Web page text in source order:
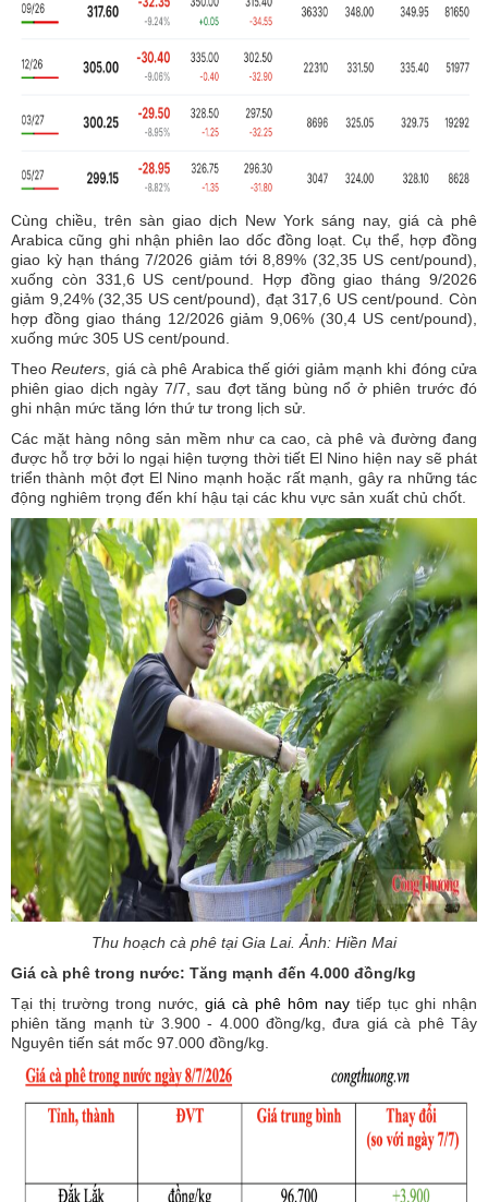
Cùng chiều, trên sàn giao dịch New York sáng nay, giá cà phê
Arabica cũng ghi nhận phiên lao dốc đồng loạt. Cụ thể, hợp đồng
giao kỳ hạn tháng 7/2026 giảm tới 8,89% (32,35 US cent/pound),
xuống còn 331,6 US cent/pound. Hợp đồng giao tháng 9/2026
giảm 9,24% (32,35 US cent/pound), đạt 317,6 US cent/pound. Còn
hợp đồng giao tháng 12/2026 giảm 9,06% (30,4 US cent/pound),
xuống mức 305 US cent/pound.
TheoReuters , giá cà phê Arabica thế giới giảm mạnh khi đóng cửa
phiên giao dịch ngày 7/7, sau đợt tăng bùng nổ ở phiên trước đó
ghi nhận mức tăng lớn thứ tư trong lịch sử.
Các mặt hàng nông sản mềm như ca cao, cà phê và đường đang
được hỗ trợ bởi lo ngại hiện tượng thời tiết El Nino hiện nay sẽ phát
triển thành một đợt El Nino mạnh hoặc rất mạnh, gây ra những tác
động nghiêm trọng đến khí hậu tại các khu vực sản xuất chủ chốt.
Thu hoạch cà phê tại Gia Lai. Ảnh: Hiền Mai
Giá cà phê trong nước: Tăng mạnh đến 4.000 đồng/kg
Tại thị trường trong nước, giá cà phê hôm nay tiếp tục ghi nhận
phiên tăng mạnh từ 3.900 - 4.000 đồng/kg, đưa giá cà phê Tây
Nguyên tiến sát mốc 97.000 đồng/kg.